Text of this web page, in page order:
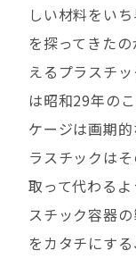
しい材料をい
を探ってきた
えるプラスチ
は昭和29年の
ケージは画期
ラスチックは
取って代わる
スチック容器
をカタチにす